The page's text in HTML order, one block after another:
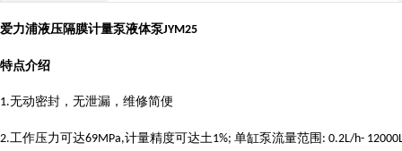
爱力浦液压隔膜计量泵液体泵JYM25
特点介绍
1.无动密封，无泄漏，维修简便
2.工作压力可达69MPa,计量精度可达土1%; 单缸泵流量范围 : 0.2L/h-